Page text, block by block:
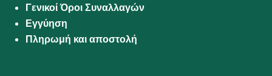
Γενικοί Όροι Συναλλαγών
Εγγύηση
Πληρωμή και αποστολή